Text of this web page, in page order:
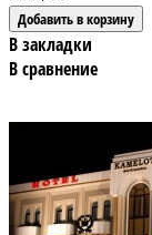
В закладки
В сравнение